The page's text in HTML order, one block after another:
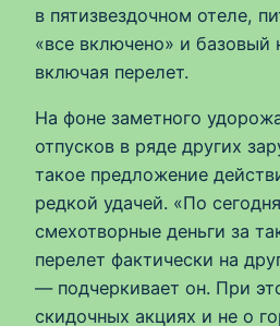
в пятизвездочном отеле,
«все включено» и базовый
включая перелет.
На фоне заметного
отпусков в ряде других
такое предложение
редкой удачей. «По
смехотворные деньги за
перелет фактически на
— подчеркивает он. При
скидочных акциях и не о